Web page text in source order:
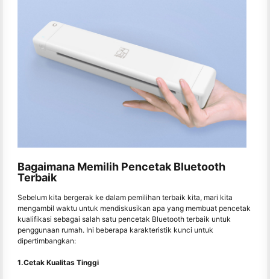
Bagaimana Memilih Pencetak Bluetooth
Terbaik
Sebelum kita bergerak ke dalam pemilihan terbaik kita, mari kita
mengambil waktu untuk mendiskusikan apa yang membuat pencetak
kualifikasi sebagai salah satu pencetak Bluetooth terbaik untuk
penggunaan rumah. Ini beberapa karakteristik kunci untuk
dipertimbangkan:
1.Cetak Kualitas Tinggi